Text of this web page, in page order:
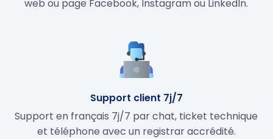
web ou page Facebook, Instagram ou LinkedIn.
Support client 7j/7
Support en français 7j/7 par chat, ticket technique
et téléphone avec un registrar accrédité.